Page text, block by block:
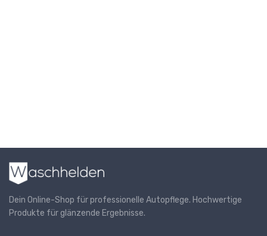
Dein Online-Shop für professionelle Autopflege. Hochwertige
Produkte für glänzende Ergebnisse.